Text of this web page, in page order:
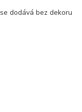
dodává bez dekoru